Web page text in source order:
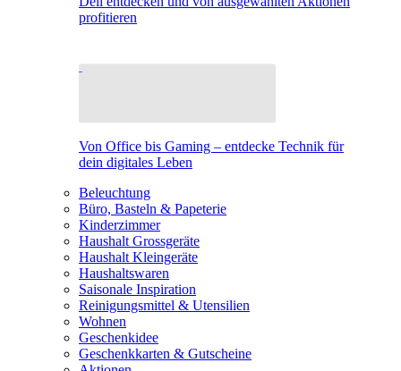
profitieren
Von Office bis Gaming – entdecke Technik für
dein digitales Leben
Beleuchtung
Büro, Basteln & Papeterie
Kinderzimmer
Haushalt Grossgeräte
Haushalt Kleingeräte
Haushaltswaren
Saisonale Inspiration
Reinigungsmittel & Utensilien
Wohnen
Geschenkidee
Geschenkkarten & Gutscheine